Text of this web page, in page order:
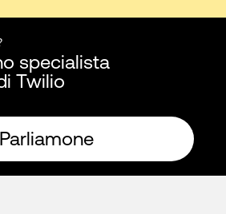
specialista
Twilio
Parliamone